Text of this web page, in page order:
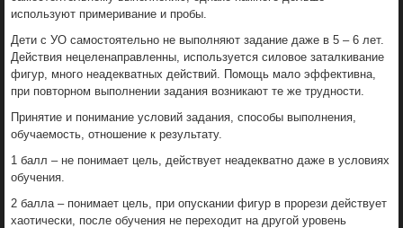
используют примеривание и пробы.
Дети с УО самостоятельно не выполняют задание даже в 5 – 6 лет.
Действия нецеленаправленны, используется силовое заталкивание
фигур, много неадекватных действий. Помощь мало эффективна,
при повторном выполнении задания возникают те же трудности.
Принятие и понимание условий задания, способы выполнения,
обучаемость, отношение к результату.
1 балл – не понимает цель, действует неадекватно даже в условиях
обучения.
2 балла – понимает цель, при опускании фигур в прорези действует
хаотически, после обучения не переходит на другой уровень